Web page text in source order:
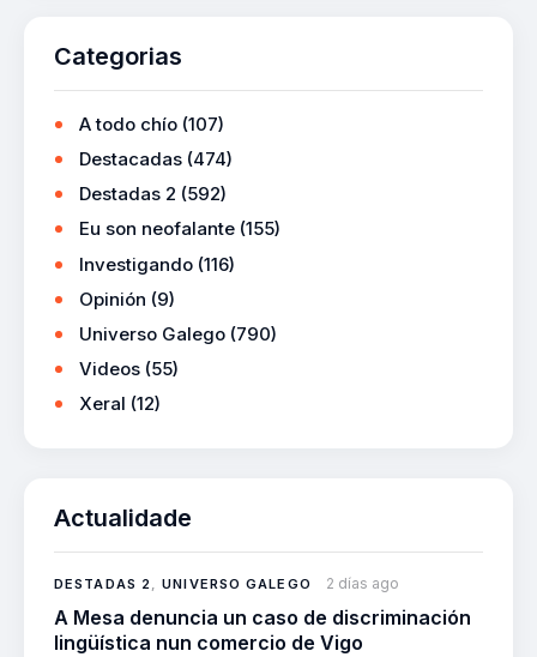
Categorias
A todo chío (107)
Destacadas (474)
Destadas 2 (592)
Eu son neofalante (155)
Investigando (116)
Opinión (9)
Universo Galego (790)
Videos (55)
Xeral (12)
Actualidade
DESTADAS 2,UNIVERSO GALEGO 2 días ago
A Mesa denuncia un caso de discriminación
lingüística nun comercio de Vigo